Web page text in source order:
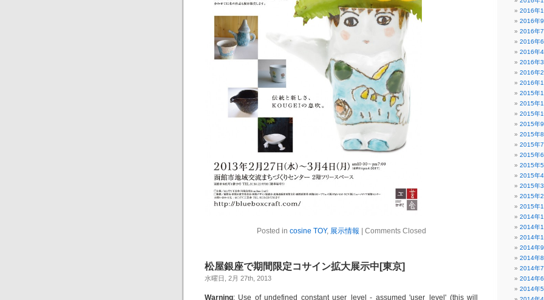
Posted in cosine TOY, 展示情報 Comments Closed
松屋銀座で期間限定コサイン拡大展示中[東京]
水曜日, 2月 27th, 2013
Warning: Use of undefined constant user_level - assumed 'user_level' (this will
2016年
2016年9
2016年7
2016年6
2016年4
2016年3
2016年2
2016年1
2015年
2015年
2015年
2015年9
2015年8
2015年7
2015年6
2015年5
2015年4
2015年3
2015年2
2015年1
2014年
2014年
2014年
2014年9
2014年8
2014年7
2014年6
2014年5